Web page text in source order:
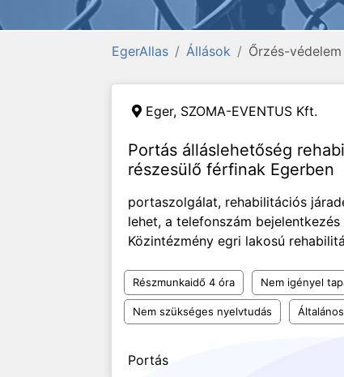
EgerAllas Állások Őrzés-védelem
Eger, SZOMA-EVENTUS Kft.
Portás álláslehetőség
részesülő férfinak Egerben
portaszolgálat, rehabilitációs
lehet, a telefonszám
Közintézmény egri lakosú
Részmunkaidő 4 óra Nem igényel
Nem szükséges nyelvtudás Általános
Portás